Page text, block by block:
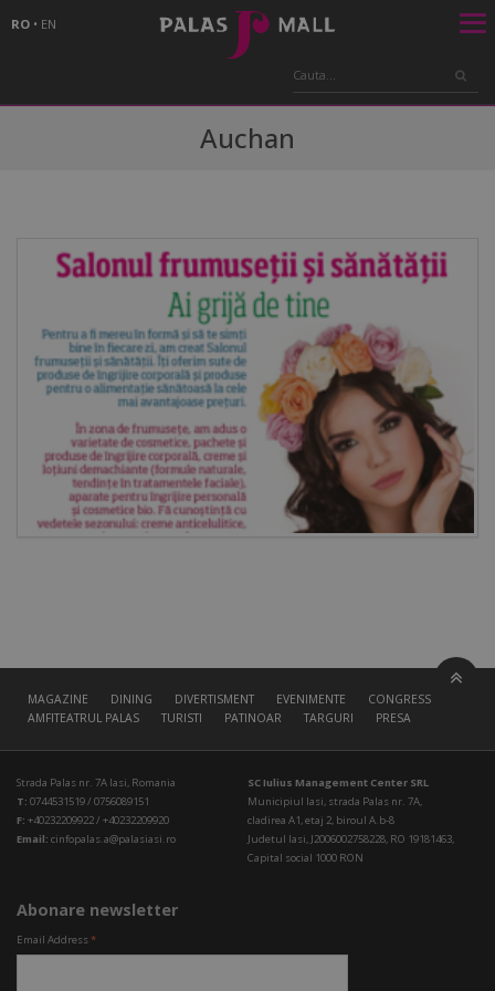
RO • EN
Auchan
MAGAZINE DINING DIVERTISMENT EVENIMENTE
CONGRESS HALL
AMFITEATRUL PALAS
TURISTI PATINOAR TARGURI PRESA
Strada Palas nr. 7A Iasi, Romania
T: 0744531519 / 0756089151
F: +40232209922 / +40232209920
Email: cinfopalas.a@palasiasi.ro
SC Iulius Management Center SRL
Municipiul Iasi, strada Palas nr. 7A,
cladirea A1, etaj 2, biroul A.b-8
Judetul Iasi, J2006002758228, RO 19181463,
Capital social 1000 RON
Abonare newsletter
Email Address*